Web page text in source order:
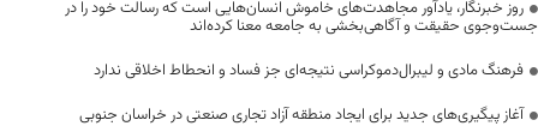
روز خبرنگار، یادآور مجاهدت‌های خاموش انسان‌هایی است که رسالت خود را در
جست‌وجوی حقیقت و آگاهی‌بخشی به جامعه معنا کرده‌اند
فرهنگ مادی و لیبرال‌دموکراسی نتیجه‌ای جز فساد و انحطاط اخلاقی ندارد
آغاز پیگیری‌های جدید برای ایجاد منطقه آزاد تجاری صنعتی در خراسان جنوبی